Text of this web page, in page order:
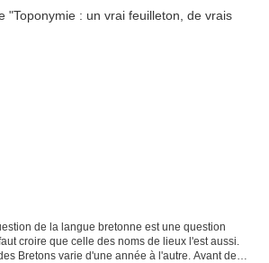
de la langue bretonne est une question
croire que celle des noms de lieux l'est aussi.
Bretons varie d'une année à l'autre. Avant de